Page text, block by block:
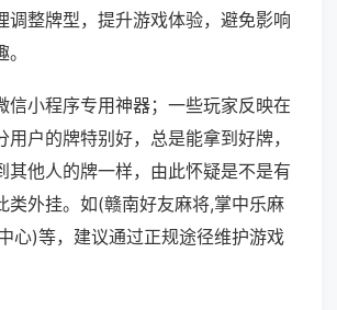
调整牌型，提升游戏体验，避免影响
信小程序专用神器；一些玩家反映在
用户的牌特别好，总是能拿到好牌，
其他人的牌一样，由此怀疑是不是有
类外挂。如(赣南好友麻将,掌中乐麻
心)等，建议通过正规途径维护游戏